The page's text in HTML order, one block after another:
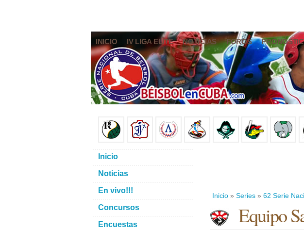
INICIO IV LIGA ELITE NOTICIAS FOROS
Inicio » Series » 62 Serie
Equipo
Inicio
Noticias
En vivo!!!
Concursos
Encuestas